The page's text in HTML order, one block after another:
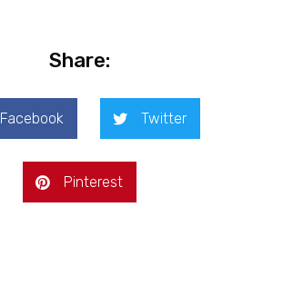
Share:
Facebook Twitter
Pinterest